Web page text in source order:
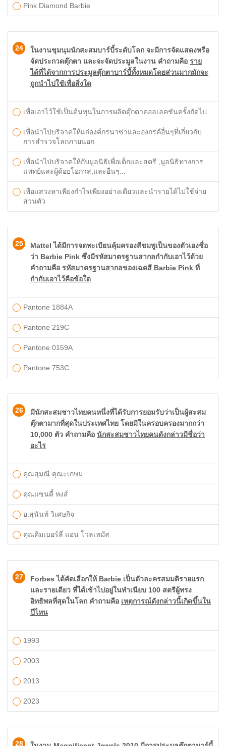
Pink Diamond Barbie
24
ในงานชุมนุมนักสะสมบาร์บี้ระดับโลก จะมีการจัดแสดงหรือ
จัดประกวดตุ๊กตา และจะจัดประมูลในงาน คำถามคือ ราย
ได้ที่ได้จากการประมูลตุ๊กตาบาร์บี้ทั้งหมดโดยส่วนมากมักจะ
ถูกนำไปใช้เพื่อสิ่งใด
เพื่อเอาไว้ใช้เป็นต้นทุนในการผลิตตุ๊กตาคอลเลคชันครั้งถัดไป
เพื่อนำไปบริจาคให้แก่องค์กรนาซ่าและองกรค์อื่นๆที่เกี่ยวกับ
การสำรวจโลกภายนอก
เพื่อนำไปบริจาคให้กับมูลนิธิเพื่อเด็กและสตรี ,มูลนิธิทางการ
แพทย์และผู้ด้อยโอกาส,และอื่นๆ...
เพื่อแสวงหาเพียงกำไรเพียงอย่างเดียวและนำรายได้ไปใช้จ่าย
ส่วนตัว
25
Mattel ได้มีการจดทะเบียนคุ้มครองสีชมพูเป็นของตัวเองชื่อ
ว่า Barbie Pink ซึ่งมีรหัสมาตรฐานสากลกำกับเอาไว้ด้วย
คำถามคือ รหัสมาตรฐานสากลของเฉดสี Barbie Pink ที่
กำกับเอาไว้คือข้อใด
​Pantone 1884A
Pantone 219C
Pantone 0159A
Pantone 753C
26
มีนักสะสมชาวไทยคนหนึ่งที่ได้รับการยอมรับว่าเป็นผู้สะสม
ตุ๊กตามากที่สุดในประเทศไทย โดยมีในครอบครองมากกว่า
10,000 ตัว คำถามคือ นักสะสมชาวไทยคนดังกล่าวมีชื่อว่า
อะไร
คุณสุมณี คุณะเกษม
คุณแซนดี้ หงส์
อ.สุนันท์ วิเศษกิจ
คุณคิมเบอร์ลี่ แอน โวลเทมัส
27
Forbes ได้คัดเลือกให้ Barbie เป็นตัวละครสมมติรายแรก
และรายเดียว ที่ได้เข้าไปอยู่ในทำเนียบ 100 สตรีผู้ทรง
อิทธิพลที่สุดในโลก คำถามคือ เหตุการณ์ดังกล่าวนี้เกิดขึ้นใน
ปีไหน
1993
2003
2013
2023
28